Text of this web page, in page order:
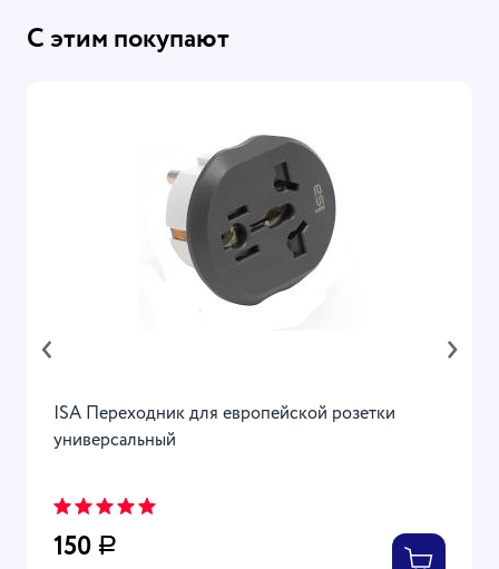
С этим покупают
ISA Переходник для европейской розетки
универсальный
150 Р
‹ ›